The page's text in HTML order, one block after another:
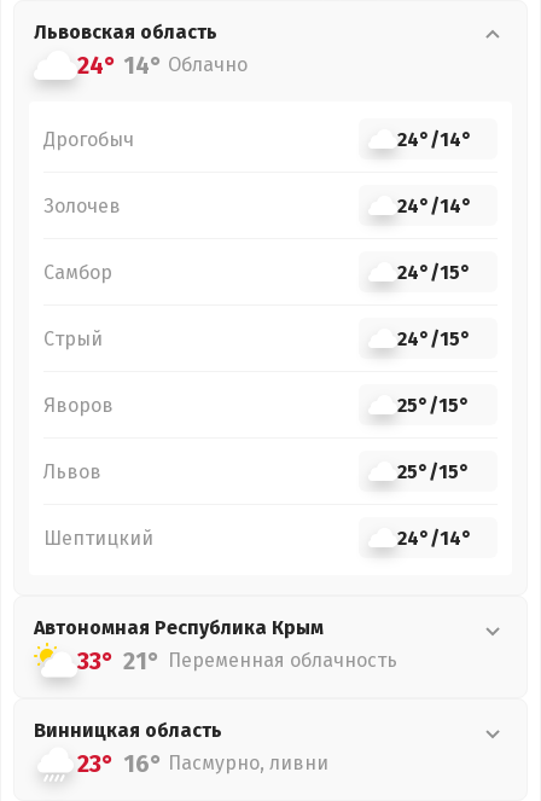
Львовская область
24° 14° Облачно
Дрогобыч 24°/14°
Золочев 24°/14°
Самбор 24°/15°
Стрый 24°/15°
Яворов 25°/15°
Львов 25°/15°
Шептицкий 24°/14°
Автономная Республика Крым
33° 21° Переменная облачность
Винницкая область
23° 16° Пасмурно, ливни